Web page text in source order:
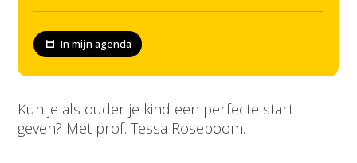
In mijn agenda
Kun je als ouder je kind een perfecte start
geven? Met prof. Tessa Roseboom.